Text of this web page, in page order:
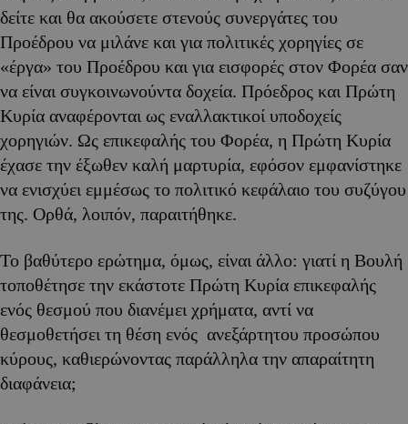
δείτε και θα ακούσετε στενούς συνεργάτες του
Προέδρου να μιλάνε και για πολιτικές χορηγίες σε
«έργα» του Προέδρου και για εισφορές στον Φορέα σαν
να είναι συγκοινωνούντα δοχεία. Πρόεδρος και Πρώτη
Κυρία αναφέρονται ως εναλλακτικοί υποδοχείς
χορηγιών. Ως επικεφαλής του Φορέα, η Πρώτη Κυρία
έχασε την έξωθεν καλή μαρτυρία, εφόσον εμφανίστηκε
να ενισχύει εμμέσως το πολιτικό κεφάλαιο του συζύγου
της. Ορθά, λοιπόν, παραιτήθηκε.
Το βαθύτερο ερώτημα, όμως, είναι άλλο: γιατί η Βουλή
τοποθέτησε την εκάστοτε Πρώτη Κυρία επικεφαλής
ενός θεσμού που διανέμει χρήματα, αντί να
θεσμοθετήσει τη θέση ενός ανεξάρτητου προσώπου
κύρους, καθιερώνοντας παράλληλα την απαραίτητη
διαφάνεια;